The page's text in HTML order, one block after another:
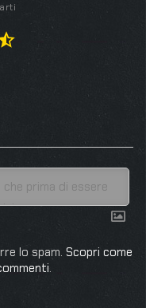
lo spam. Scopri come
.